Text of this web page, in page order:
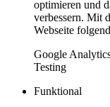
optimieren und
verbessern. Mit
Webseite
Google
Testing
Funktional